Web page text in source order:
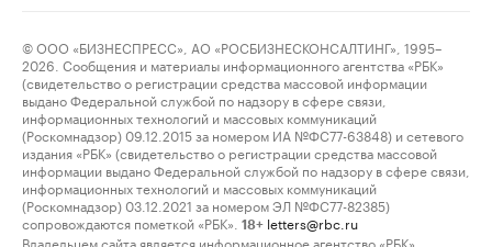
© ООО «БИЗНЕСПРЕСС», АО «РОСБИЗНЕСКОНСАЛТИНГ», 1995–
2026. Сообщения и материалы информационного агентства «РБК»
(свидетельство о регистрации средства массовой информации
выдано Федеральной службой по надзору в сфере связи,
информационных технологий и массовых коммуникаций
(Роскомнадзор) 09.12.2015 за номером ИА №ФС77-63848) и сетевого
издания «РБК» (свидетельство о регистрации средства массовой
информации выдано Федеральной службой по надзору в сфере связи,
информационных технологий и массовых коммуникаций
(Роскомнадзор) 03.12.2021 за номером ЭЛ №ФС77-82385)
сопровождаются пометкой «РБК».
18+ letters@rbc.ru
Владельцем сайта является информационное агентство «РБК».